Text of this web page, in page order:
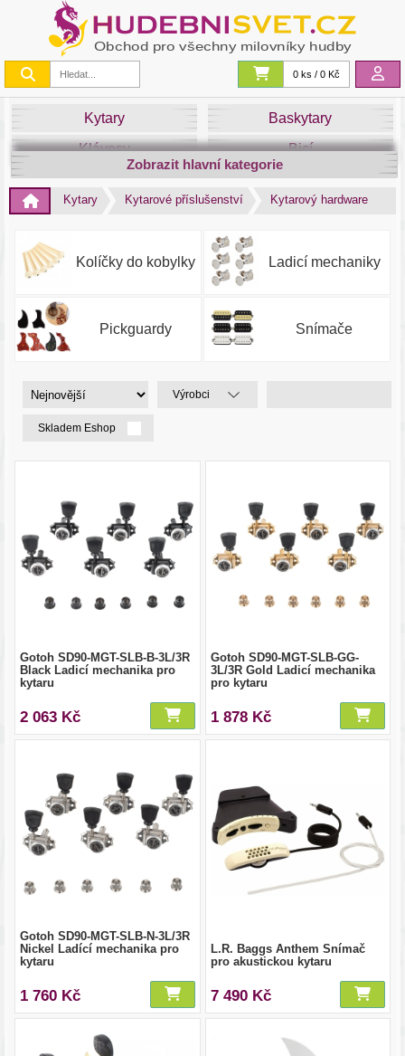
0 ks / 0 Kč
Kytary
Baskytary
Klávesy
Bicí
Smyčce
Dechy
Světla
Zobrazit hlavní kategorie
Kytary Kytarové příslušenství Kytarový hardware
Kolíčky do kobylky Ladicí mechaniky
Pickguardy Snímače
Výrobci
Skladem Eshop
Gotoh SD90-MGT-SLB-B-3L/3R
Black Ladicí mechanika pro
kytaru
2 063 Kč
Gotoh SD90-MGT-SLB-GG-
3L/3R Gold Ladicí mechanika
pro kytaru
1 878 Kč
Gotoh SD90-MGT-SLB-N-3L/3R
Nickel Ladící mechanika pro
kytaru
1 760 Kč
L.R. Baggs Anthem Snímač
pro akustickou kytaru
7 490 Kč